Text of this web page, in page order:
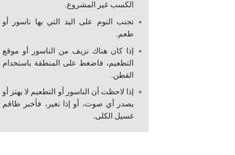
الكسب غير المشروع.
تجنب النوم على اليد التي بها ناسور أو
طعم.
إذا كان هناك نزيف من الناسور أو موقع
التطعيم، فاضغط على المنطقة باستخدام
القطن.
إذا لاحظت أن الناسور أو التطعيم لا يهتز أو
يصدر أي صوت، أو إذا تغير، فأخبر طاقم
غسيل الكلى.